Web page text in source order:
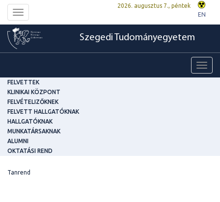
Toggle
navigation
2026. augusztus 7., péntek
EN
Szegedi Tudományegyetem
FELVETTEK
KLINIKAI KÖZPONT
FELVÉTELIZŐKNEK
FELVETT HALLGATÓKNAK
HALLGATÓKNAK
MUNKATÁRSAKNAK
ALUMNI
OKTATÁSI REND
Tanrend